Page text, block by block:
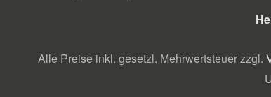
Alle Preise inkl. gesetzl. Mehrwertsteuer zzgl.